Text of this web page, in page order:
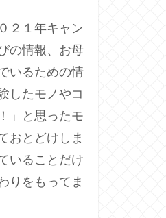
２１年キャン
の情報、お母
いるための情
したモノやコ
」と思ったモ
おとどけしま
いることだけ
りをもってま